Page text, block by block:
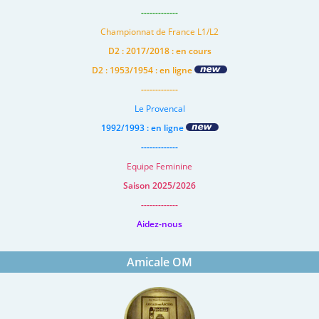
-------------
Championnat de France L1/L2
D2 : 2017/2018 : en cours
D2 : 1953/1954 : en ligne
-------------
Le Provencal
1992/1993 : en ligne
-------------
Equipe Feminine
Saison 2025/2026
-------------
Aidez-nous
Amicale OM